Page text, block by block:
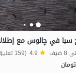
4.9 (159 تعليق)
تومان